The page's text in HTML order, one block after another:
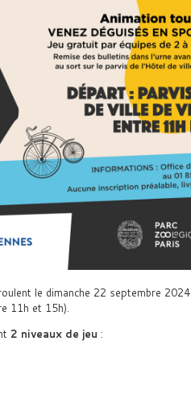
le dimanche 22 septembre
11h et 15h).
2 niveaux de jeu :